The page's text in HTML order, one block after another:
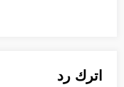
اترك رد